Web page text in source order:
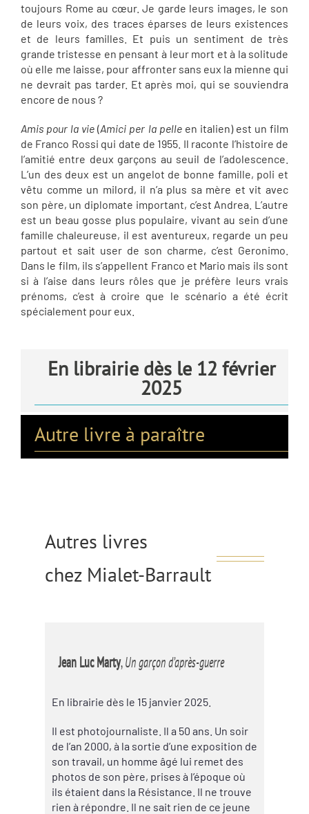
toujours Rome au cœur. Je garde leurs images, le son
de leurs voix, des traces éparses de leurs existences
et de leurs familles. Et puis un sentiment de très
grande tristesse en pensant à leur mort et à la solitude
où elle me laisse, pour affronter sans eux la mienne qui
ne devrait pas tarder. Et après moi, qui se souviendra
encore de nous ?
Amis pour la vie(Amici per la pelle en italien) est un film
de Franco Rossi qui date de 1955. Il raconte l’histoire de
l’amitié entre deux garçons au seuil de l’adolescence.
L’un des deux est un angelot de bonne famille, poli et
vêtu comme un milord, il n’a plus sa mère et vit avec
son père, un diplomate important, c’est Andrea. L’autre
est un beau gosse plus populaire, vivant au sein d’une
famille chaleureuse, il est aventureux, regarde un peu
partout et sait user de son charme, c’est Geronimo.
Dans le film, ils s’appellent Franco et Mario mais ils sont
si à l’aise dans leurs rôles que je préfère leurs vrais
prénoms, c’est à croire que le scénario a été écrit
spécialement pour eux.
En librairie dès le 12 février
2025
Autre livre à paraître
Autres livres
chez Mialet-Barrault
Jean Luc Marty,Un garçon d’après-guerre
En librairie dès le 15 janvier 2025.
Il est photojournaliste. Il a 50 ans. Un soir
de l’an 2000, à la sortie d’une exposition de
son travail, un homme âgé lui remet des
photos de son père, prises à l’époque où
ils étaient dans la Résistance. Il ne trouve
rien à répondre. Il ne sait rien de ce jeune